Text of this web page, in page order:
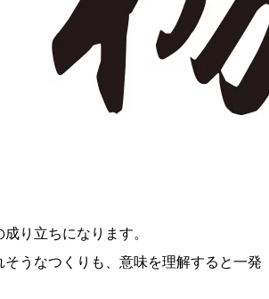
り立ちになります。
そうなつくりも、意味を理解すると一発